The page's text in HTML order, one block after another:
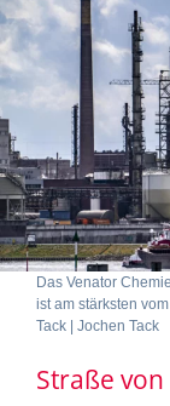
Das Venator
ist am stärksten
Tack | Jochen Tack
Straße